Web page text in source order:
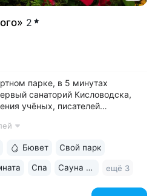
2
парке, в 5 минутах
санаторий Кисловодска,
учёных, писателей
Маршак •
Бювет Свой парк
Спа Сауна / хаммам ещё 3